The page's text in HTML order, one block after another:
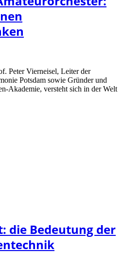
Peter Vierneisel, Leiter der
Potsdam sowie Gründer und
Akademie, versteht sich in der Welt
die Bedeutung der